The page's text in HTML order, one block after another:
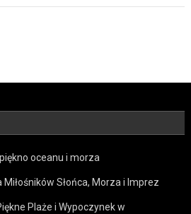
oceanu i morza
Słońca, Morza i Imprez
Plaże i Wypoczynek w